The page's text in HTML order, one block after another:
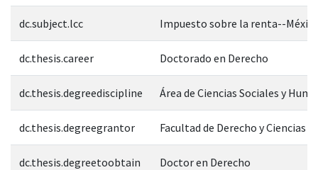
dc.subject.lcc Impuesto sobre la renta--
dc.thesis.career Doctorado en Derecho
dc.thesis.degreediscipline Área de Ciencias Sociales y
dc.thesis.degreegrantor Facultad de Derecho y Ciencias
dc.thesis.degreetoobtain Doctor en Derecho